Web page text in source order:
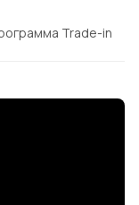
Trade-in